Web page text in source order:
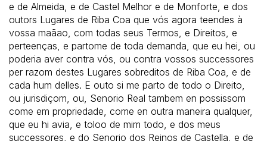
e de Almeida, e de Castel Melhor e de Monforte, e dos
outors Lugares de Riba Coa que vós agora teendes à
vossa maãao, com todas seus Termos, e Direitos, e
perteenças, e partome de toda demanda, que eu hei, ou
poderia aver contra vós, ou contra vossos successores
per razom destes Lugares sobreditos de Riba Coa, e de
cada hum delles. E outo si me parto de todo o Direito,
ou jurisdiçom, ou, Senorio Real tambem en possissom
come em propriedade, come en outra maneira qualquer,
que eu hi avia, e toloo de mim todo, e dos meus
successores, e do Senorio dos Reinos de Castella, e de